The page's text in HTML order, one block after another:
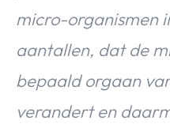
micro-organismen
aantallen, dat de
bepaald orgaan
verandert en